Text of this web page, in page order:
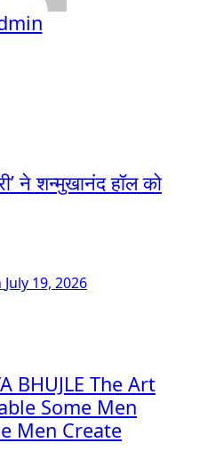
ने शन्मुखानंद हॉल को
July 19, 2026
BHUJLE The Art
Some Men
Men Create